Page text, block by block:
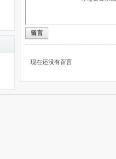
留言
现在还没有留言